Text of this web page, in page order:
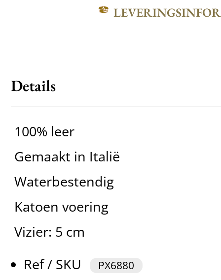
Details
100% leer
Gemaakt in Italië
Waterbestendig
Katoen voering
Vizier: 5 cm
Ref / SKU
PX6880